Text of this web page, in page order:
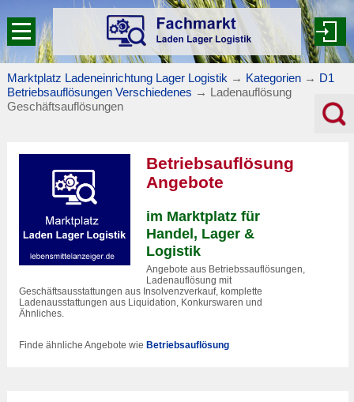
Marktplatz Ladeneinrichtung Lager Logistik → Kategorien → D1
Betriebsauflösungen Verschiedenes → Ladenauflösung
Geschäftsauflösungen
Betriebsauflösung
Angebote
im Marktplatz für
Handel, Lager &
Logistik
Angebote aus Betriebssauflösungen,
Ladenauflösung mit
Geschäftsausstattungen aus Insolvenzverkauf, komplette
Ladenausstattungen aus Liquidation, Konkurswaren und
Ähnliches.
Finde ähnliche Angebote wie Betriebsauflösung